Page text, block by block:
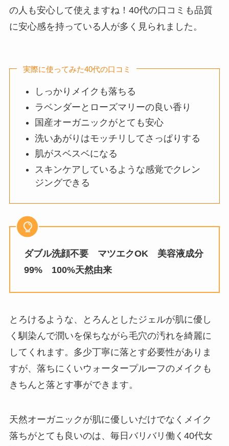
の人も安心して使えますね！40代の口コミも品質
に安心感を持っている人が多く見られました。
実際に使ってみた40代の口コミ
しっかりメイクも落ちる
ラベンダーとローズマリーの良い香り
国産オーガニックがとても安心
洗いあがりはモッチリしてさっぱりする
肌がスベスベになる
スキンケアしているような感覚でクレン
ジングできる
ダブル洗顔不要 マツエクOK
美容液成分
99%
100%天然由来
とろけるような、とろんとしたジェルが肌に優し
く馴染んで潤いを保ちながら毛穴の汚れを綺麗に
してくれます。多少丁寧に落とす必要性がありま
すが、落ちにくいウォータープルーフのメイクも
きちんと落とす事ができます。
天然オーガニックが肌に優しいだけでなくメイク
落ちがとても良いのは、毎日バリバリ働く40代女